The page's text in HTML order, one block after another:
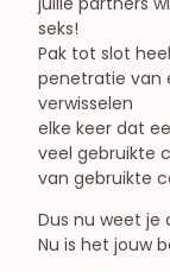
seks!
Pak tot slot
penetratie van
verwisselen
elke keer dat
veel gebruikte
van gebruikte
Dus nu weet je
Nu is het jouw